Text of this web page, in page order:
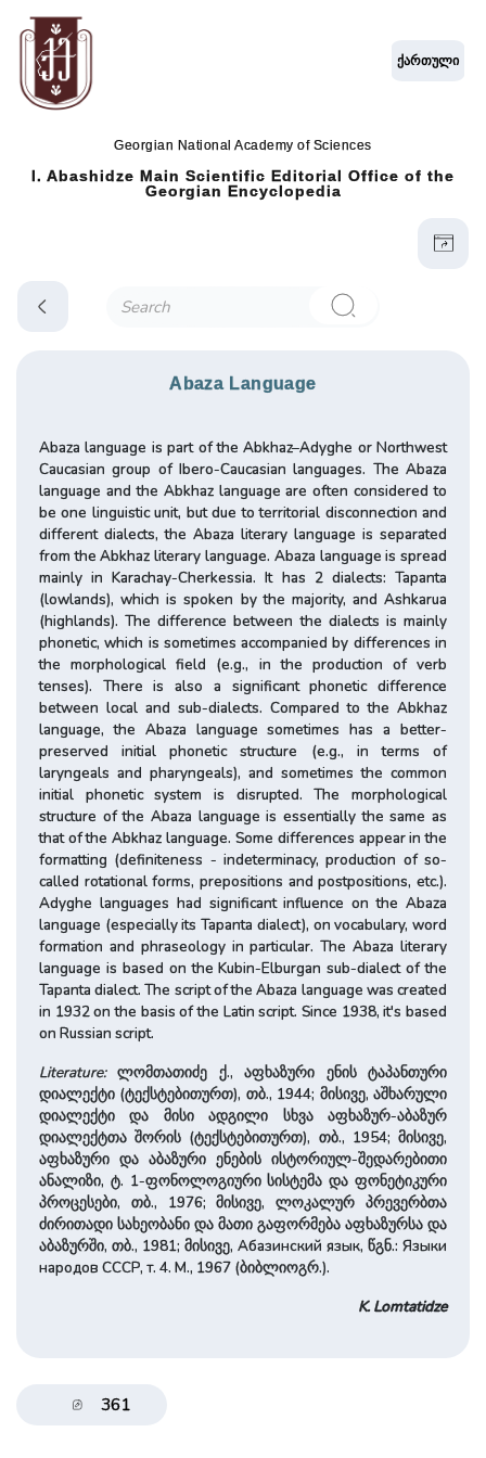
Georgian National Academy of Sciences
I. Abashidze Main Scientific Editorial Office of the
Georgian Encyclopedia
ქართული
Abaza Language
Abaza language is part of the Abkhaz–Adyghe or Northwest
Caucasian group of Ibero-Caucasian languages. The Abaza
language and the Abkhaz language are often considered to
be one linguistic unit, but due to territorial disconnection and
different dialects, the Abaza literary language is separated
from the Abkhaz literary language. Abaza language is spread
mainly in Karachay-Cherkessia. It has 2 dialects: Tapanta
(lowlands), which is spoken by the majority, and Ashkarua
(highlands). The difference between the dialects is mainly
phonetic, which is sometimes accompanied by differences in
the morphological field (e.g., in the production of verb
tenses). There is also a significant phonetic difference
between local and sub-dialects. Compared to the Abkhaz
language, the Abaza language sometimes has a better-
preserved initial phonetic structure (e.g., in terms of
laryngeals and pharyngeals), and sometimes the common
initial phonetic system is disrupted. The morphological
structure of the Abaza language is essentially the same as
that of the Abkhaz language. Some differences appear in the
formatting (definiteness - indeterminacy, production of so-
called rotational forms, prepositions and postpositions, etc.).
Adyghe languages had significant influence on the Abaza
language (especially its Tapanta dialect), on vocabulary, word
formation and phraseology in particular. The Abaza literary
language is based on the Kubin-Elburgan sub-dialect of the
Tapanta dialect. The script of the Abaza language was created
in 1932 on the basis of the Latin script. Since 1938, it's based
on Russian script.
Literature:ლომთათიძე ქ., აფხაზური ენის ტაპანთური
დიალექტი (ტექსტებითურთ), თბ., 1944; მისივე, აშხარული
დიალექტი და მისი ადგილი სხვა აფხაზურ-აბაზურ
დიალექტთა შორის (ტექსტებითურთ), თბ., 1954; მისივე,
აფხაზური და აბაზური ენების ისტორიულ-შედარებითი
ანალიზი, ტ. 1-ფონოლოგიური სისტემა და ფონეტიკური
პროცესები, თბ., 1976; მისივე, ლოკალურ პრევერბთა
ძირითადი სახეობანი და მათი გაფორმება აფხაზურსა და
აბაზურში, თბ., 1981; მისივე, Абазинский язык, წგნ.: Языки
народов СССР, т. 4. М., 1967 (ბიბლიოგრ.).
K. Lomtatidze
361